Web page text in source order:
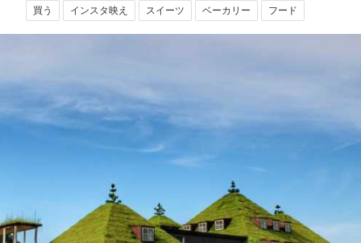
買う インスタ映え スイーツ ベーカリー フード